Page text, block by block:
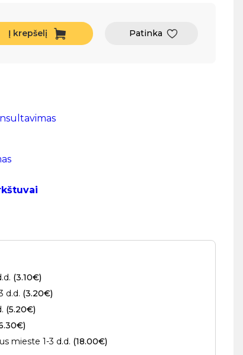
Į krepšelį Patinka
(3.10€)
d.d. (3.20€)
(5.20€)
mieste 1-3 d.d. (18.00€)